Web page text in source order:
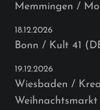
Memmingen /
18.12.2026
Bonn / Kult 41
19.12.2026
Wiesbaden /